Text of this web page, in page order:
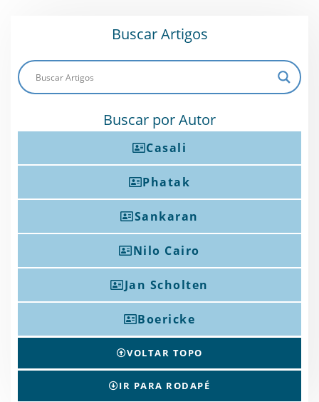
Buscar Artigos
Buscar por Autor
Casali
Phatak
Sankaran
Nilo Cairo
Jan Scholten
Boericke
VOLTAR TOPO
IR PARA RODAPÉ